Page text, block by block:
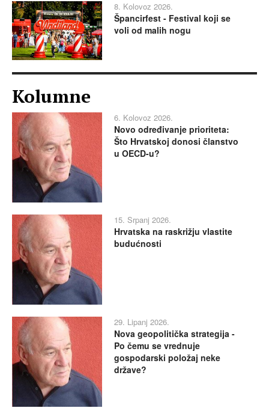
8. Kolovoz 2026.
Špancirfest - Festival koji se
voli od malih nogu
Kolumne
6. Kolovoz 2026.
Novo određivanje prioriteta:
Što Hrvatskoj donosi članstvo
u OECD-u?
15. Srpanj 2026.
Hrvatska na raskrižju vlastite
budućnosti
29. Lipanj 2026.
Nova geopolitička strategija -
Po čemu se vrednuje
gospodarski položaj neke
države?